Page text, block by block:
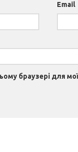
Email
браузері для